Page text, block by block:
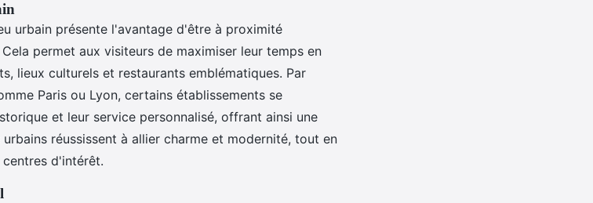
urbain présente l'avantage d'être à proximité
permet aux visiteurs de maximiser leur temps en
lieux culturels et restaurants emblématiques. Par
Paris ou Lyon, certains établissements se
et leur service personnalisé, offrant ainsi une
réussissent à allier charme et modernité, tout en
d'intérêt.